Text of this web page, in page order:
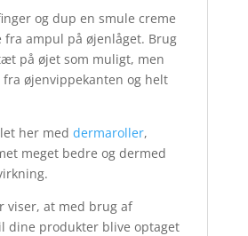
og dup en smule creme
fra ampul på øjenlåget. Brug
på øjet som muligt, men
øjenvippekanten og helt
her med dermaroller,
meget bedre og dermed
viser, at med brug af
dine produkter blive optaget